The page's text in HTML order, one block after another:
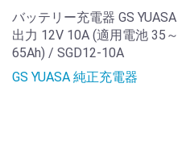
バッテリー充電器 GS YUASA
出力 12V 10A (適用電池 35～
65Ah) / SGD12-10A
GS YUASA 純正充電器